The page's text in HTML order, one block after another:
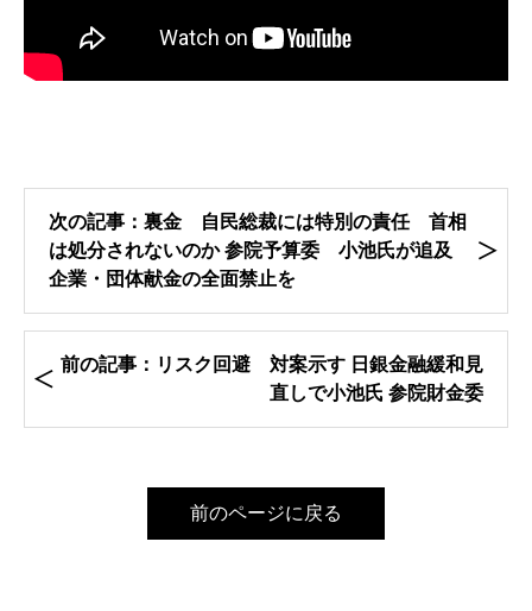
次の記事：裏金 自民総裁には特別の責任 首相
は処分されないのか 参院予算委 小池氏が追及
企業・団体献金の全面禁止を
前の記事：リスク回避 対案示す 日銀金融緩和見
直しで小池氏 参院財金委
前のページに戻る